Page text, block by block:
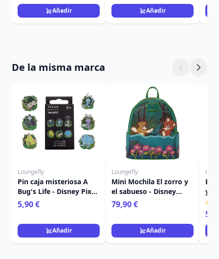
Añadir
Añadir
De la misma marca
Loungefly
Pin caja misteriosa A
Bug's Life - Disney Pixar
Loungefly
5,90 €
Añadir
Loungefly
Mini Mochila El zorro y
el sabueso - Disney
Loungefly
79,90 €
Añadir
y el